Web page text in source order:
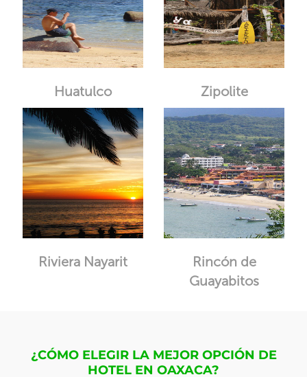
Huatulco Zipolite
Riviera Nayarit
Rincón de
Guayabitos
¿CÓMO ELEGIR LA MEJOR OPCIÓN DE
HOTEL EN OAXACA?